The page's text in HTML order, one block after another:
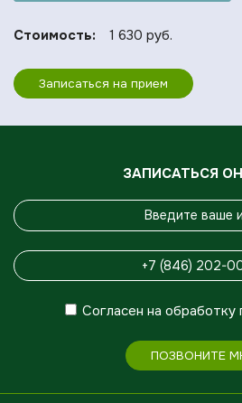
Стоимость: 1 630 руб.
Записаться на прием
ЗАПИСАТЬСЯ
Согласен на обработку
ПОЗВОНИТЕ